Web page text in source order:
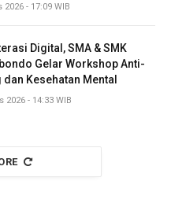
- 17:09 WIB
Digital, SMA & SMK
Gelar Workshop Anti-
Kesehatan Mental
2026 - 14:33 WIB